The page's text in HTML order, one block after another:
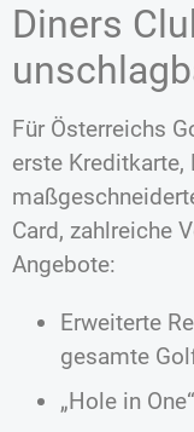
Diners
Für Österreichs
erste Kreditkarte,
Card, zahlreiche
Angebote:
Erweiterte
gesamte
„Hole in